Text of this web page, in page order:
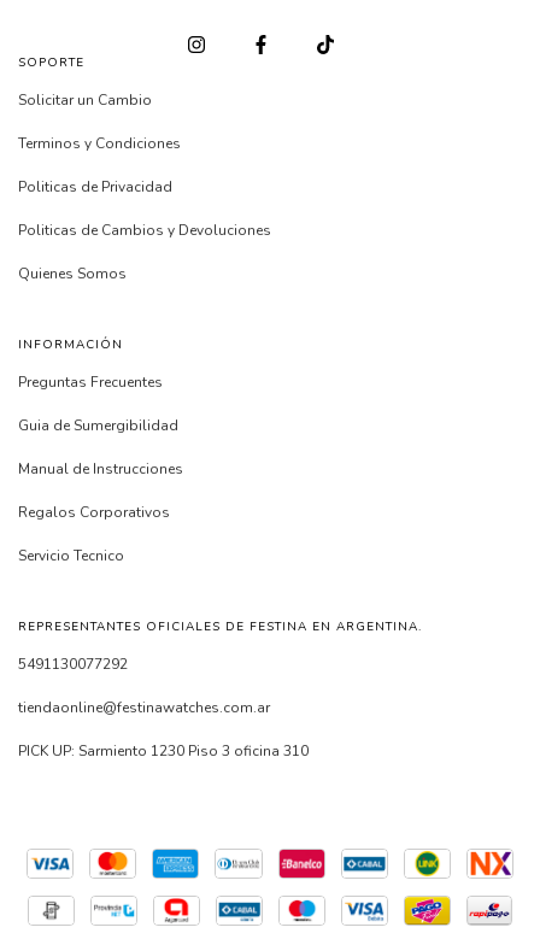
SOPORTE
Solicitar un Cambio
Terminos y Condiciones
Politicas de Privacidad
Politicas de Cambios y Devoluciones
Quienes Somos
INFORMACIÓN
Preguntas Frecuentes
Guia de Sumergibilidad
Manual de Instrucciones
Regalos Corporativos
Servicio Tecnico
REPRESENTANTES OFICIALES DE FESTINA EN ARGENTINA.
5491130077292
tiendaonline@festinawatches.com.ar
PICK UP: Sarmiento 1230 Piso 3 oficina 310